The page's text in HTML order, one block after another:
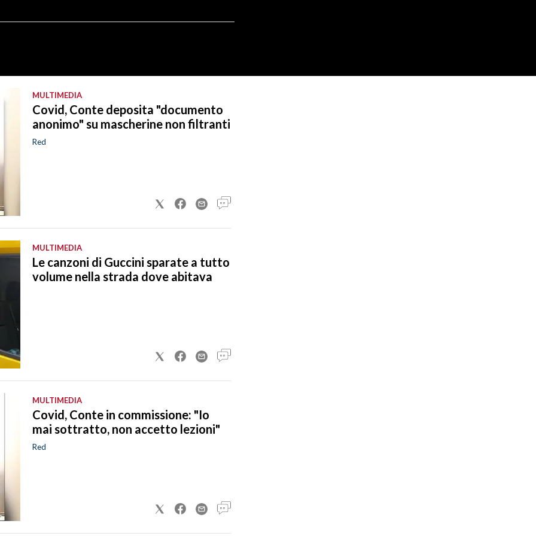
MULTIMEDIA
Covid, Conte deposita "documento
anonimo" su mascherine non filtranti
Red
MULTIMEDIA
Le canzoni di Guccini sparate a tutto
volume nella strada dove abitava
MULTIMEDIA
Covid, Conte in commissione: "Io
mai sottratto, non accetto lezioni"
Red